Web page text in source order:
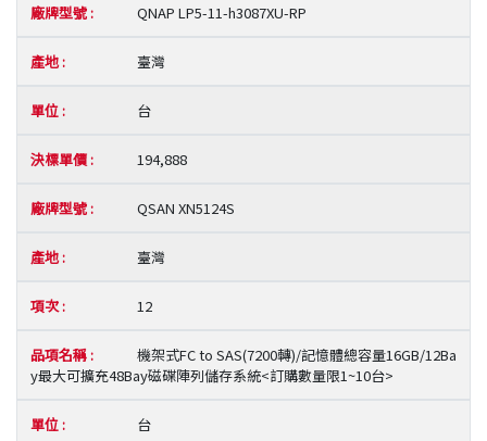
QNAP LP5-11-h3087XU-RP
臺灣
台
194,888
QSAN XN5124S
臺灣
12
機架式FC to SAS(7200轉)/記憶體總容量16GB/12Ba
y最大可擴充48Bay磁碟陣列儲存系統<訂購數量限1~10台>
台